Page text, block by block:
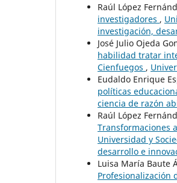
Raúl López
investigadores ,
investigación,
José Julio Ojeda
habilidad tratar
Cienfuegos ,
Eudaldo Enrique
políticas
ciencia de razón
Raúl López
Transformaciones
Universidad y
desarrollo e
Luisa María Baute
Profesionalización